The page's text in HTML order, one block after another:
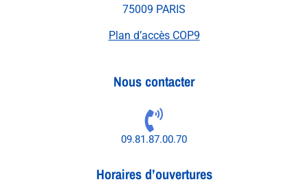
75009 PARIS
Plan d’accès COP9
Nous contacter
09.81.87.00.70
Horaires d’ouvertures